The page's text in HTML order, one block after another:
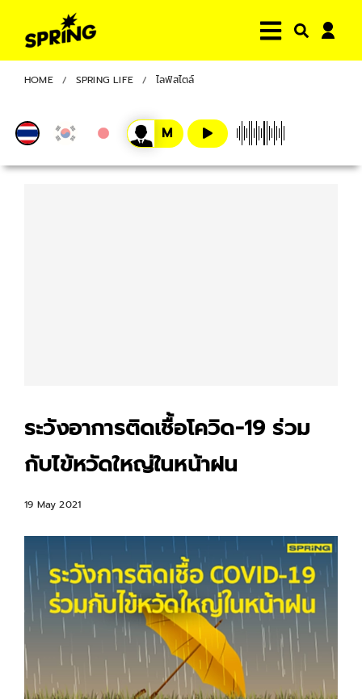
HOME SPRING LIFE ไลฟ์สไตล์
ระวังอาการติดเชื้อโควิด-19 ร่วม
กับไข้หวัดใหญ่ในหน้าฝน
19 May 2021